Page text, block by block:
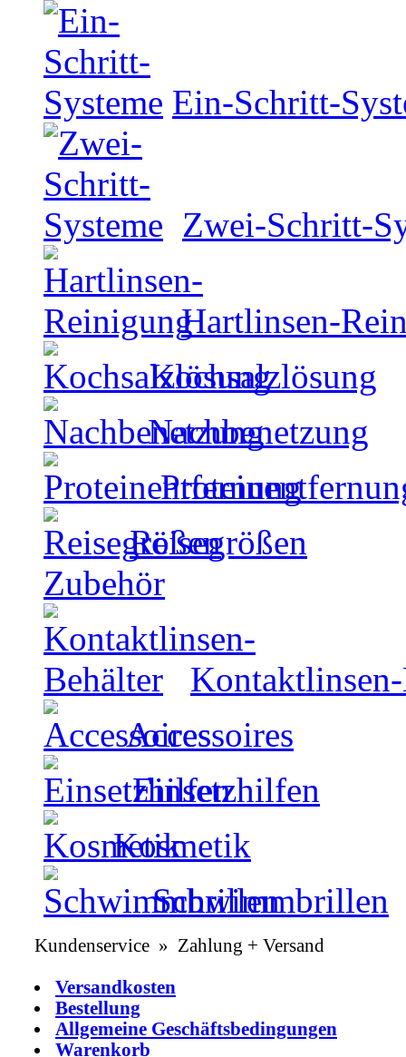
Ein-Schritt-
Zwei-Schritt-
Hartlinsen-
Kochsalzlösung
Nachbenetzung
Reisegrößen
Zubehör
Accessoires
Einsetzhilfen
Kosmetik
Schwimmbrillen
Kundenservice » Zahlung + Versand
Versandkosten
Bestellung
Allgemeine Geschäftsbedingungen
Warenkorb